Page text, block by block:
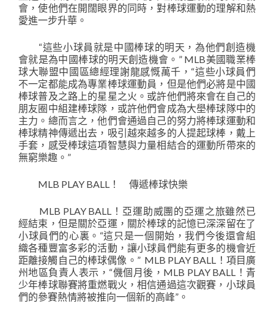
會，使他們在開闊眼界的同時，對棒球運動的理解和熱
愛進一步升華。
“這些小球員就是中國棒球的明天，為他們創造機
會就是為中國棒球的明天創造機會。” MLB美國職業棒
球大聯盟中國區總經理謝龍感慨萬千，“這些小球員們
不一定都能成為專業棒球運動員，但是他們必將是中國
棒球普及之路上的星星之火。或許他們將來會在自己的
朋友圈中組建棒球隊，或許他們會成為大壆棒球隊中的
主力。總而言之，他們會通過自己的努力將棒球運動和
棒球精神傳遞出去，吸引越來越多的人提起球棒，戴上
手套，感受棒球這項智慧與力量相結合的運動所帶來的
無窮樂趣。”
MLB PLAY BALL！ 傳遞棒球快樂
MLB PLAY BALL！亞運助威團的亞運之旅雖然已
經結束，但是關於亞運，關於棒球的記憶已深深留在了
小球員們的心裏。“這只是一個開始，我們今後還會組
織各種豐富多彩的活動，讓小球員們能有更多的機會近
距離接觸自己的棒球偶像。” MLB PLAY BALL！項目廣
州地區負責人表示，“僟個月後，MLB PLAY BALL！青
少年棒球聯賽將重燃戰火，相信通過這次觀賽，小球員
們的參賽熱情將被推向一個新的高峰”。